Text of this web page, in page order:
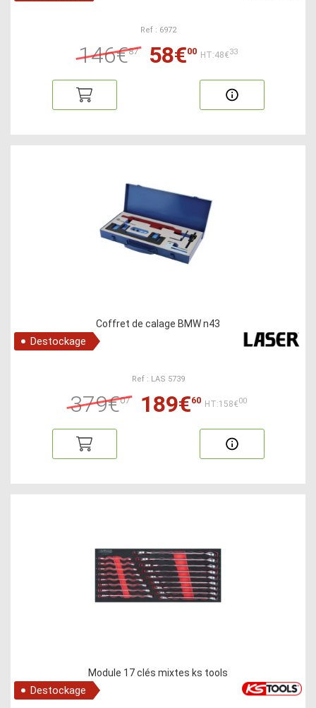
Ref : 6972
146€87 58€00 HT:48€33
Coffret de calage BMW n43
Destockage
Ref : LAS 5739
379€07 189€60 HT:158€00
Module 17 clés mixtes ks tools
Destockage